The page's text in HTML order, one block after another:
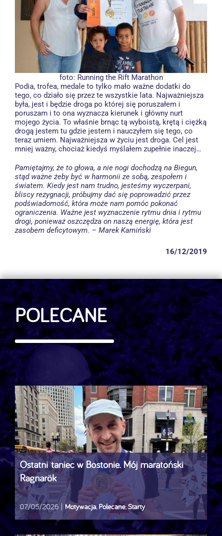
foto: Running the Rift Marathon
Podia, trofea, medale to tylko mało ważne dodatki do
tego, co działo się przez te wszystkie lata. Najważniejsza
była, jest i będzie droga po której się poruszałem i
poruszam i to ona wyznacza kierunek i główny nurt
mojego życia. To właśnie brnąc tą wyboistą, krętą i ciężką
drogą jestem tu gdzie jestem i nauczyłem się tego, co
teraz umiem. Najważniejsza w życiu jest droga. Cel jest
mniej ważny, chociaż kiedyś myślałem zupełnie inaczej…
Pamiętajmy, że to głowa, a nie nogi dochodzą na Biegun,
stąd ważne żeby być w harmonii ze sobą, zespołem i
światem. Kiedy jest nam trudno, jesteśmy wyczerpani,
bliscy rezygnacji, próbujmy dać się poprowadzić przez
podświadomość, która może nam pomóc pokonać
ograniczenia. Ważne jest wyznaczenie rytmu dnia i rytmu
drogi, ponieważ oszczędza on naszą energię, która jest
zasobem deficytowym. – Marek Kamiński
16/12/2019
POLECANE
Ostatni taniec w Bostonie. Mój maratoński
Ragnarök
07/05/2026 | Motywacja, Polecane,Starty